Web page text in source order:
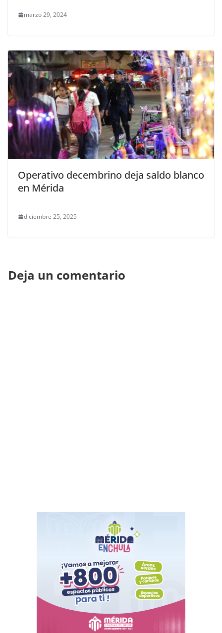
marzo 29, 2024
Operativo decembrino deja saldo blanco
en Mérida
diciembre 25, 2025
Deja un comentario